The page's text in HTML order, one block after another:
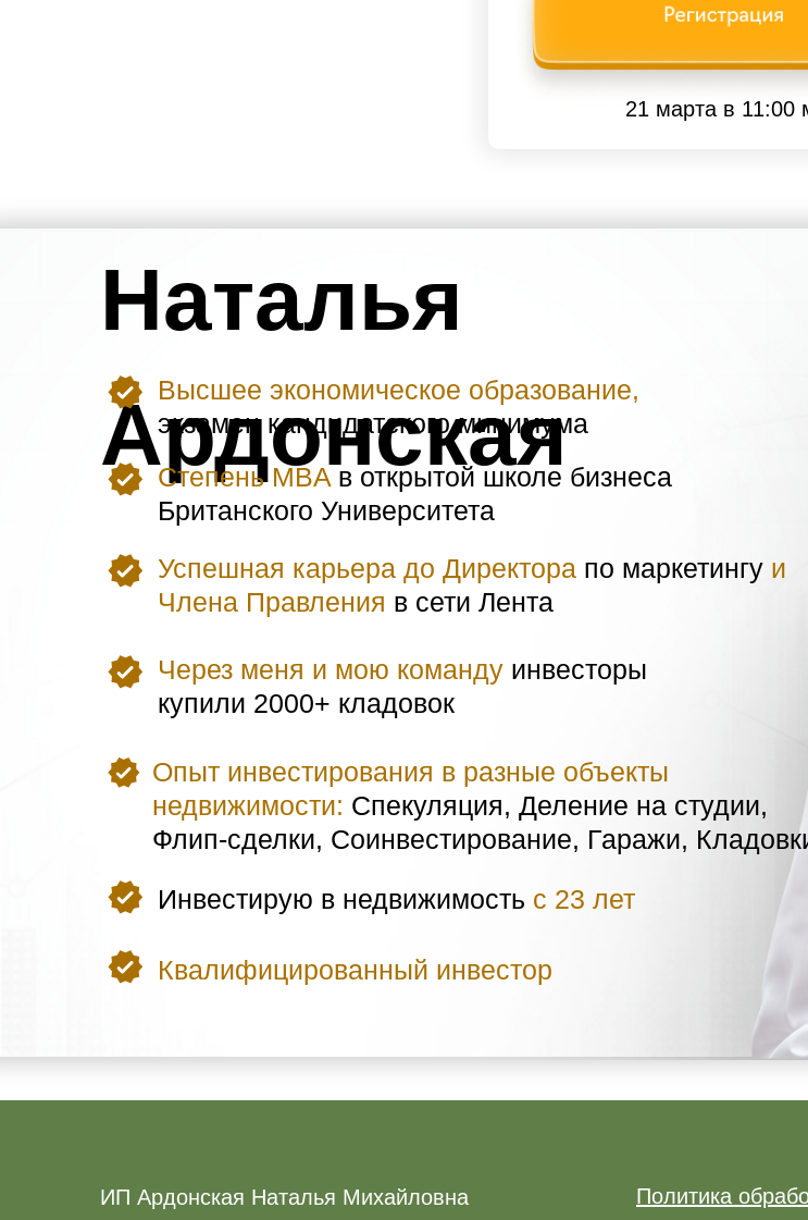
21 марта в 11:00
Квалифицированный инвестор
Успешная карьера до Директора по маркетингу и
Члена Правления в сети Лента
Через меня и мою команду инвесторы
купили 2000+ кладовок
Опыт инвестирования в разные объекты
недвижимости: Спекуляция, Деление на студии,
Флип-сделки, Соинвестирование, Гаражи,
Инвестирую в недвижимость с 23 лет
Наталья
Ардонская
Высшее экономическое образование,
экзамен кандидатского минимума
Степень MBA в открытой школе бизнеса
Британского Университета
ИП Ардонская Наталья Михайловна Политика